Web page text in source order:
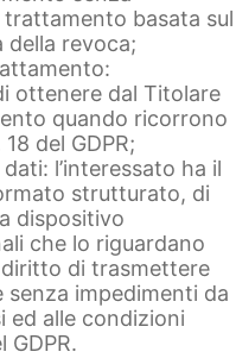
basata sul
della revoca;
ottenere dal Titolare
quando ricorrono
del GDPR;
l’interessato ha il
strutturato, di
dispositivo
che lo riguardano
di trasmettere
impedimenti da
ed alle condizioni
GDPR.